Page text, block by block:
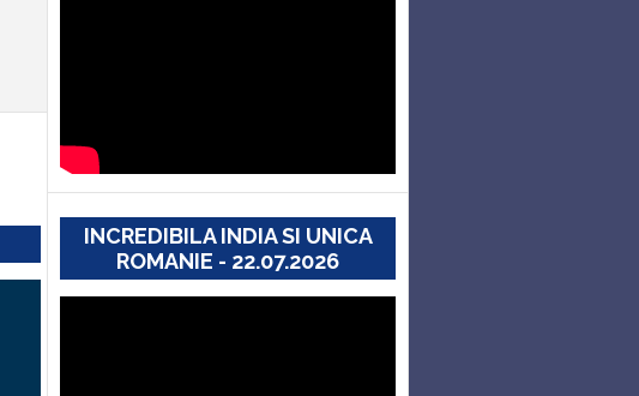
INCREDIBILA INDIA SI UNICA
ROMANIE - 22.07.2026